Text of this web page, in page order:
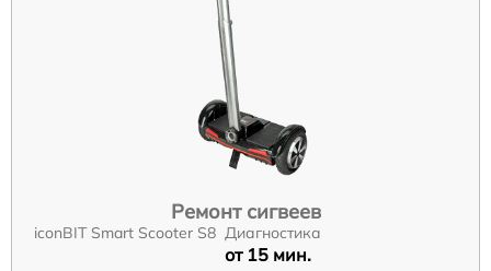
Ремонт сигвеев
iconBIT Smart Scooter S8 Диагностика
от 15 мин.